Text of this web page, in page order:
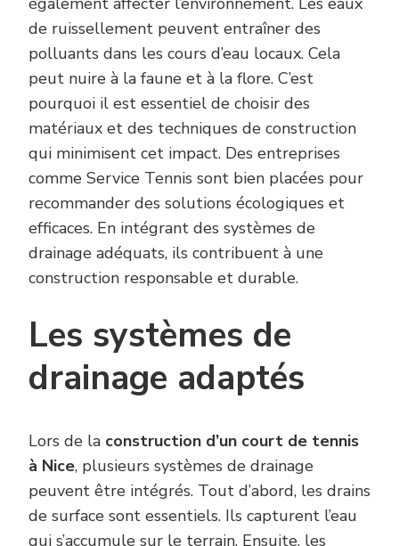
de ruissellement peuvent entraîner des
polluants dans les cours d’eau locaux. Cela
peut nuire à la faune et à la flore. C’est
pourquoi il est essentiel de choisir des
matériaux et des techniques de construction
qui minimisent cet impact. Des entreprises
comme Service Tennis sont bien placées pour
recommander des solutions écologiques et
efficaces. En intégrant des systèmes de
drainage adéquats, ils contribuent à une
construction responsable et durable.
Les systèmes de
drainage adaptés
Lors de la construction d’un court de tennis
à Nice, plusieurs systèmes de drainage
peuvent être intégrés. Tout d’abord, les drains
de surface sont essentiels. Ils capturent l’eau
qui s’accumule sur le terrain. Ensuite, les